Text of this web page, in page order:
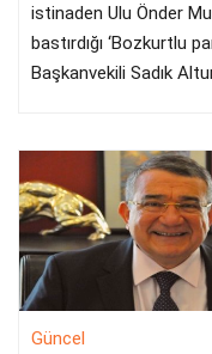
istinaden Ulu Önder
bastırdığı ‘Bozkurtlu
Başkanvekili Sadık
Güncel